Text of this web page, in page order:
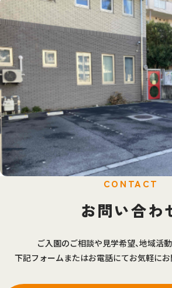
お問い合わ
ご入園のご相談や見学希望、地域活
下記フォームまたはお電話にてお気軽にお